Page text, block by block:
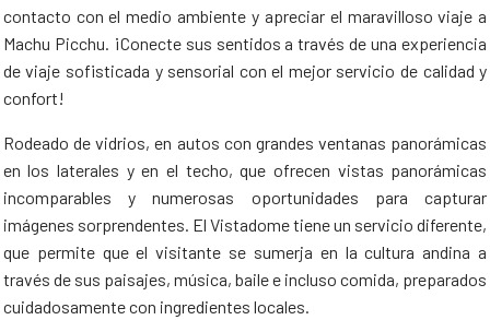
contacto con el medio ambiente y apreciar el maravilloso viaje a
Machu Picchu. ¡Conecte sus sentidos a través de una experiencia
de viaje sofisticada y sensorial con el mejor servicio de calidad y
confort!
Rodeado de vidrios, en autos con grandes ventanas panorámicas
en los laterales y en el techo, que ofrecen vistas panorámicas
incomparables y numerosas oportunidades para capturar
imágenes sorprendentes. El Vistadome tiene un servicio diferente,
que permite que el visitante se sumerja en la cultura andina a
través de sus paisajes, música, baile e incluso comida, preparados
cuidadosamente con ingredientes locales.